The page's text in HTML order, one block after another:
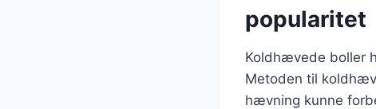
popularitet
Koldhævede boller
Metoden til
hævning kunne